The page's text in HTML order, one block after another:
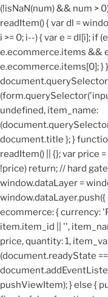
(!isNaN(num) && num >
readItem() { var dl =
i >= 0; i--) { var e = dl[i]; if
e.ecommerce.items &&
e.ecommerce.items[0]; }
undefined, item_name:
document.title }; }
readItem() || {}; var price
!price) return; // hard
window.dataLayer =
ecommerce: { currency:
item.item_id || '',
price, quantity: 1,
(document.readyState
pushViewItem); } else {